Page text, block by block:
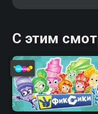
С этим